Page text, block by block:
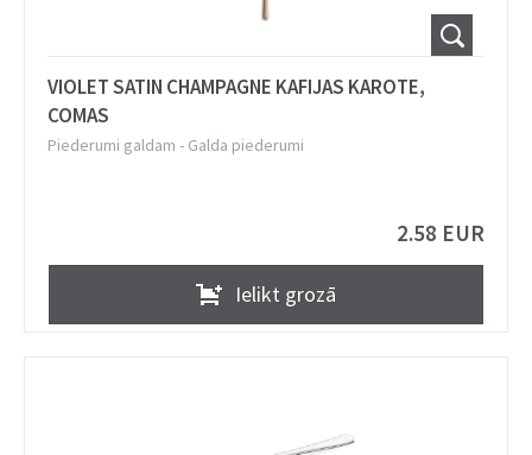
VIOLET SATIN CHAMPAGNE KAFIJAS KAROTE,
COMAS
Piederumi galdam - Galda piederumi
2.58 EUR
Ielikt grozā